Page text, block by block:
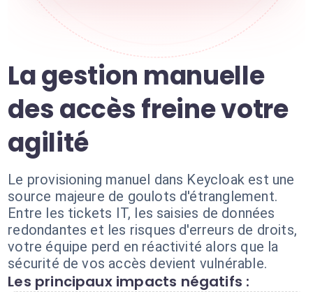
La gestion manuelle
des accès freine votre
agilité
Le provisioning manuel dans Keycloak est une
source majeure de goulots d'étranglement.
Entre les tickets IT, les saisies de données
redondantes et les risques d'erreurs de droits,
votre équipe perd en réactivité alors que la
sécurité de vos accès devient vulnérable.
Les principaux impacts négatifs :